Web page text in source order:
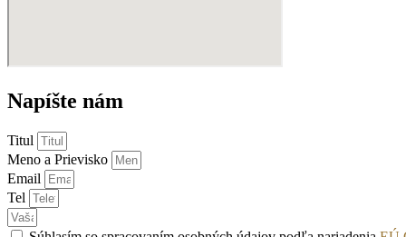
Napíšte nám
Titul
Meno a Prievisko
Email
Tel